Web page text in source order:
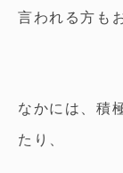
言われる方も
なかには、積
たり、